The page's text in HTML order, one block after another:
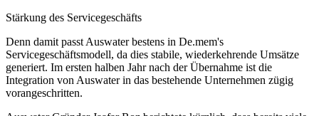
Stärkung des Servicegeschäfts
Denn damit passt Auswater bestens in De.mem's
Servicegeschäftsmodell, da dies stabile, wiederkehrende Umsätze
generiert. Im ersten halben Jahr nach der Übernahme ist die
Integration von Auswater in das bestehende Unternehmen zügig
vorangeschritten.